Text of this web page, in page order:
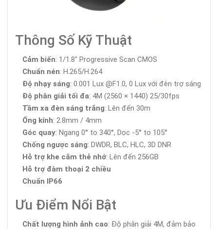
Thông Số Kỹ Thuật
Cảm biến: 1/1.8" Progressive Scan CMOS
Chuẩn nén: H.265/H.264
Độ nhạy sáng: 0.001 Lux @F1.0, 0 Lux với đèn trợ sáng
Độ phân giải tối đa: 4M (2560 × 1440) 25/30fps
Tầm xa đèn sáng trắng: Lên đến 30m
Ống kính: 2.8mm / 4mm
Góc quay: Ngang 0° to 340°, Dọc -5° to 105°
Chống ngược sáng: DWDR, BLC, HLC, 3D DNR
Hỗ trợ khe cắm thẻ nhớ: Lên đến 256GB
Hỗ trợ đàm thoại 2 chiều
Chuẩn IP66
Ưu Điểm Nổi Bật
Chất lượng hình ảnh cao: Độ phân giải 4M, đảm bảo